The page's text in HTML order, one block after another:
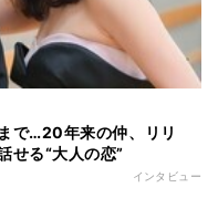
で…20年来の仲、リリ
せる“大人の恋”
インタビュー